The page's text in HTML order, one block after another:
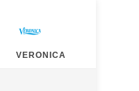
VERONICA